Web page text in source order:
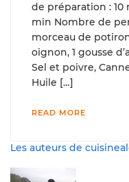
de préparation : 10
min Nombre de
morceau de
oignon, 1 gousse
Sel et poivre,
Huile […]
READ MORE
Les auteurs de